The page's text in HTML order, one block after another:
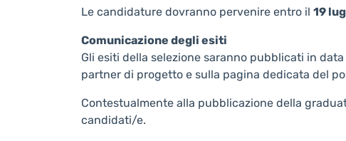
Le candidature dovranno pervenire entro il 19
Comunicazione degli esiti
Gli esiti della selezione saranno pubblicati in data
partner di progetto e sulla pagina dedicata del
Contestualmente alla pubblicazione della
candidati/e.